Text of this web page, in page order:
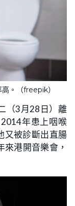
。（freepik）
（3月28日）離
年患上咽喉
又被診斷出直腸
港開音樂會，